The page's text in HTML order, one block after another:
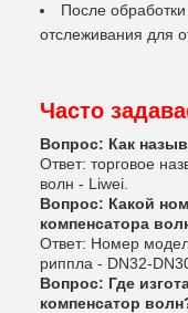
После
отслеживания для
Часто
Вопрос: Как
Ответ: торговое
волн - Liwei.
Вопрос: Какой
компенсатора
Ответ: Номер
риппла - DN32-
Вопрос: Где
компенсатор